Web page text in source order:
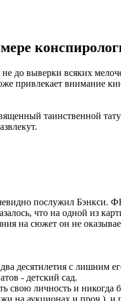
до выверки всяких
привлекает внимание
таинственной
послужил Бэнкси.
что на одной из
на сюжет он не
десятилетия с
- детский сад.
свою личность и
на аукционах и проч.), и